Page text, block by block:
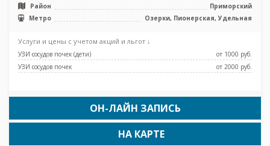
Район
Приморский
Метро
Озерки, Пионерская, Удельная
Услуги и цены с учетом акций и льгот ↓
УЗИ сосудов почек (дети)
от 1000 pуб.
УЗИ сосудов почек
от 2000 pуб.
ОН-ЛАЙН ЗАПИСЬ
НА КАРТЕ